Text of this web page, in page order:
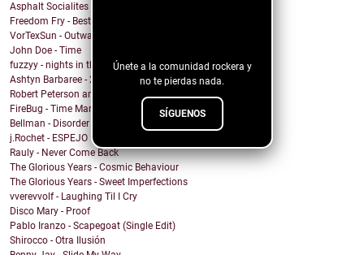
Únete a la comunidad rockera y
no te pierdas nada.
SÍGUENOS
Asphalt Socialites - Marcus Aurelius
Freedom Fry - Best Friend
VorTexSun - Outward Spinning
John Doe - Time
fuzzyy - nights in the basement ft. long beard
Ashtyn Barbaree - 2am Shadow (Piano Version)
Robert Peterson and The Crusade - Of All The World
FireBug - Time Marches On
Bellman - Disorder
j.Rochet - ESPEJO
Rauly - Never Come Back
The Glorious Years - Cosmic Behaviour
The Glorious Years - Sweet Imperfections
vverevvolf - Laughing Til I Cry
Disco Mary - Proof
Pablo Iranzo - Scapegoat (Single Edit)
Shirocco - Otra Ilusión